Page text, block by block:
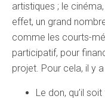
artistiques ; le
effet, un grand
comme les courts-
participatif, pour
projet. Pour cela, il y
Le don, qu’il